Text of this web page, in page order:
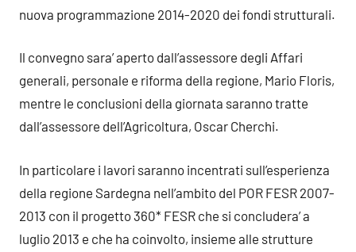
nuova programmazione 2014-2020 dei fondi strutturali.
Il convegno sara’ aperto dall’assessore degli Affari
generali, personale e riforma della regione, Mario Floris,
mentre le conclusioni della giornata saranno tratte
dall’assessore dell’Agricoltura, Oscar Cherchi.
In particolare i lavori saranno incentrati sull’esperienza
della regione Sardegna nell’ambito del POR FESR 2007-
2013 con il progetto 360* FESR che si concludera’ a
luglio 2013 e che ha coinvolto, insieme alle strutture